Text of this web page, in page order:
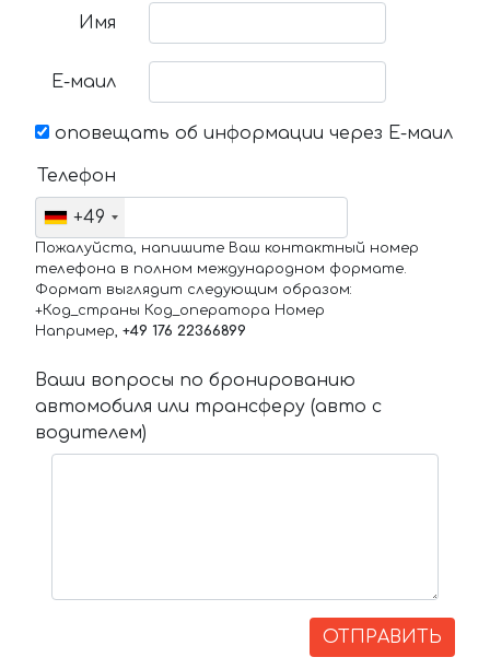
Имя
Е-маил
оповещать об информации через Е-маил
Телефон
+49
Пожалуйста, напишите Ваш контактный номер
телефона в полном международном формате.
Формат выглядит следующим образом:
+Код_страны Код_оператора Номер
Например, +49 176 22366899
Ваши вопросы по бронированию
автомобиля или трансферу (авто с
водителем)
ОТПРАВИТЬ